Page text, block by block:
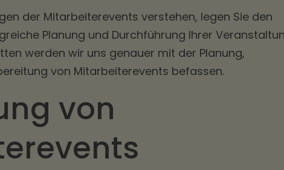
der Mitarbeiterevents verstehen, legen Sie den
Planung und Durchführung Ihrer
werden wir uns genauer mit der Planung,
von Mitarbeiterevents befassen.
von